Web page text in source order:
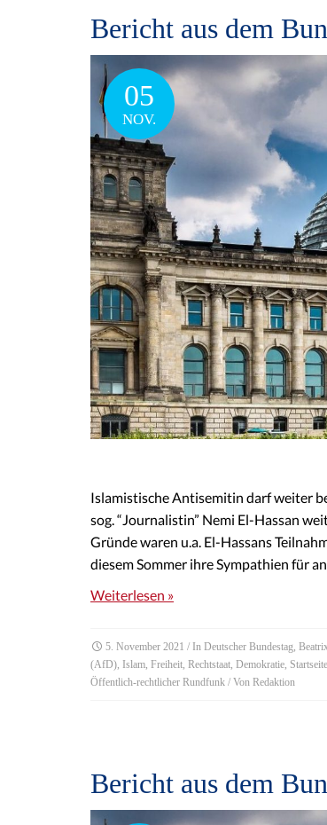
Bericht aus dem
05
NOV.
Islamistische Antisemitin darf weiter
sog. “Journalistin” Nemi El-Hassan
Gründe waren u.a. El-Hassans
diesem Sommer ihre Sympathien für
Weiterlesen »
5. November 2021 / In Deutscher Bundestag,
(AfD), Islam, Freiheit, Rechtstaat, Demokratie, Startseite
Öffentlich-rechtlicher Rundfunk / Von Redaktion
Bericht aus dem